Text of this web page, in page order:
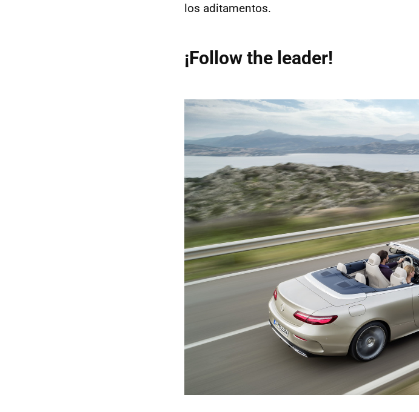
los aditamentos.
¡Follow the leader!